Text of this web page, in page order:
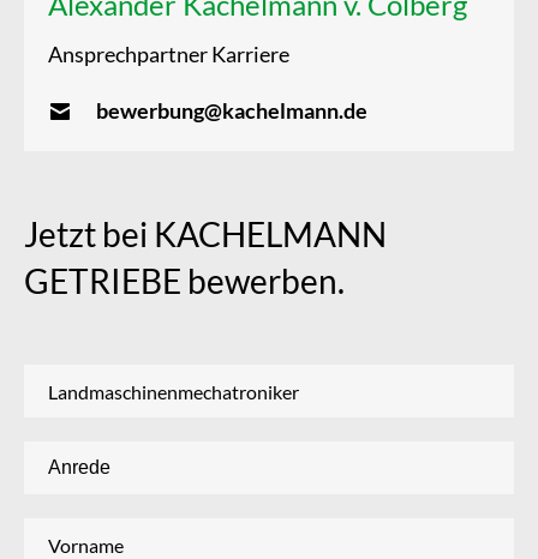
Ansprechpartner Karriere
bewerbung@kachelmann.de
Jetzt bei KACHELMANN
GETRIEBE bewerben.